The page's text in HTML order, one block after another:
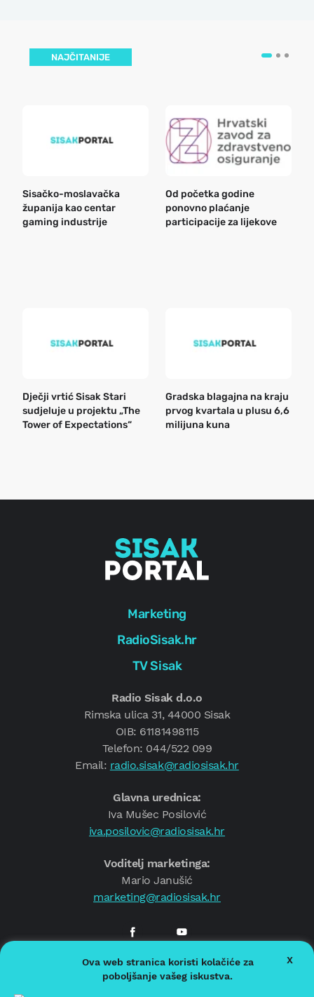
NAJČITANIJE
Sisačko-moslavačka
županija kao centar
gaming industrije
Od početka godine
ponovno plaćanje
participacije za lijekove
Dječji vrtić Sisak Stari
sudjeluje u projektu „The
Tower of Expectations“
Gradska blagajna na kraju
prvog kvartala u plusu 6,6
milijuna kuna
Marketing
RadioSisak.hr
TV Sisak
Radio Sisak d.o.o
Rimska ulica 31, 44000 Sisak
OIB: 61181498115
Telefon: 044/522 099
Email: radio.sisak@radiosisak.hr
Glavna urednica:
Iva Mušec Posilović
iva.posilovic@radiosisak.hr
Voditelj marketinga:
Mario Janušić
marketing@radiosisak.hr
© 2026.Radio Sisak
Politika privatnosti
Ova web stranica koristi kolačiće za
poboljšanje vašeg iskustva.
X